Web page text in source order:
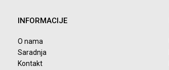
INFORMACIJE
O nama
Saradnja
Kontakt